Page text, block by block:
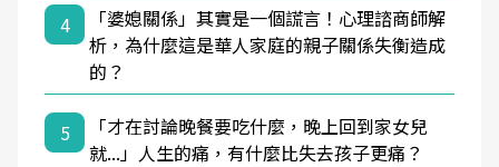
4
「婆媳關係」其實是一個謊言！心理諮商師解
析，為什麼這是華人家庭的親子關係失衡造成
的？
5
「才在討論晚餐要吃什麼，晚上回到家女兒
就...」人生的痛，有什麼比失去孩子更痛？